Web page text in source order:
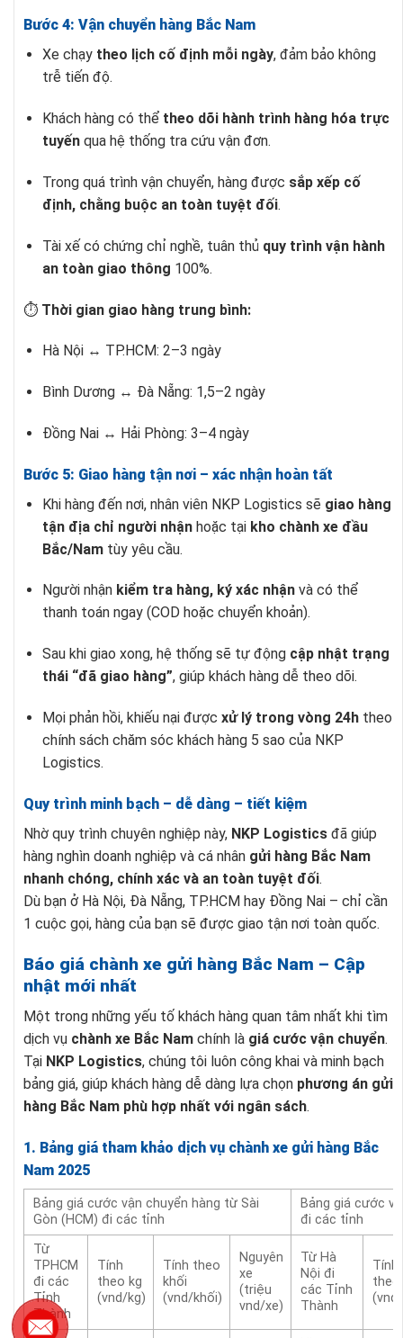
Bước 4: Vận chuyển hàng Bắc Nam
Xe chạy theo lịch cố định mỗi ngày, đảm bảo không
trễ tiến độ.
Khách hàng có thể theo dõi hành trình hàng hóa trực
tuyếnqua hệ thống tra cứu vận đơn.
Trong quá trình vận chuyển, hàng được sắp xếp cố
định, chằng buộc an toàn tuyệt đối.
Tài xế có chứng chỉ nghề, tuân thủ quy trình vận hành
an toàn giao thông 100%.
⏱ Thời gian giao hàng trung bình:
Hà Nội ↔ TP.HCM: 2–3 ngày
Bình Dương ↔ Đà Nẵng: 1,5–2 ngày
Đồng Nai ↔ Hải Phòng: 3–4 ngày
Bước 5: Giao hàng tận nơi – xác nhận hoàn tất
Khi hàng đến nơi, nhân viên NKP Logistics sẽ giao hàng
tận địa chỉ người nhậnhoặc tại kho chành xe đầu
Bắc/Namtùy yêu cầu.
Người nhận kiểm tra hàng, ký xác nhậnvà có thể
thanh toán ngay (COD hoặc chuyển khoản).
Sau khi giao xong, hệ thống sẽ tự động cập nhật trạng
thái “đã giao hàng”, giúp khách hàng dễ theo dõi.
Mọi phản hồi, khiếu nại được xử lý trong vòng 24htheo
chính sách chăm sóc khách hàng 5 sao của NKP
Logistics.
Quy trình minh bạch – dễ dàng – tiết kiệm
Nhờ quy trình chuyên nghiệp này, NKP Logistics đã giúp
hàng nghìn doanh nghiệp và cá nhân gửi hàng Bắc Nam
nhanh chóng, chính xác và an toàn tuyệt đối.
Dù bạn ở Hà Nội, Đà Nẵng, TP.HCM hay Đồng Nai – chỉ cần
1 cuộc gọi, hàng của bạn sẽ được giao tận nơi toàn quốc.
Báo giá chành xe gửi hàng Bắc Nam – Cập
nhật mới nhất
Một trong những yếu tố khách hàng quan tâm nhất khi tìm
dịch vụ chành xe Bắc Nam chính là giá cước vận chuyển.
Tại NKP Logistics, chúng tôi luôn công khai và minh bạch
bảng giá, giúp khách hàng dễ dàng lựa chọn phương án gửi
hàng Bắc Nam phù hợp nhất với ngân sách.
1. Bảng giá tham khảo dịch vụ chành xe gửi hàng Bắc
Nam 2025
Bảng giá cước vận chuyển hàng từ Sài
Gòn (HCM) đi các tỉnh
Bảng giá cước
đi các tỉnh
Từ
TPHCM
đi các
Tỉnh
Thành
Tính
theo kg
(vnd/kg)
Tính theo
khối
(vnd/khối)
Nguyên
xe
(triệu
vnd/xe)
Từ Hà
Nội đi
các Tỉnh
Thành
Tính
theo